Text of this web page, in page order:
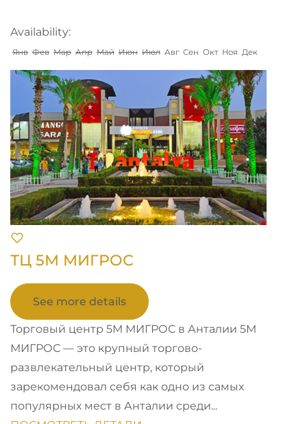
Availability:
Янв Фев Мар Апр Май Июн Июл Авг Сен Окт Ноя Дек
ТЦ 5М МИГРОС
See more details
Торговый центр 5М МИГРОС в Анталии 5М
МИГРОС — это крупный торгово-
развлекательный центр, который
зарекомендовал себя как одно из самых
популярных мест в Анталии среди...